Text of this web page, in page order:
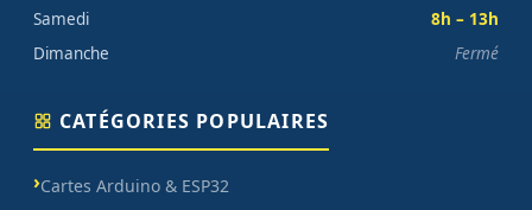
Samedi
8h – 13h
Dimanche
Fermé
CATÉGORIES POPULAIRES
Cartes Arduino & ESP32